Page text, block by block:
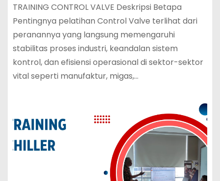
TRAINING CONTROL VALVE Deskripsi Betapa
Pentingnya pelatihan Control Valve terlihat dari
peranannya yang langsung memengaruhi
stabilitas proses industri, keandalan sistem
kontrol, dan efisiensi operasional di sektor-sektor
vital seperti manufaktur, migas,…